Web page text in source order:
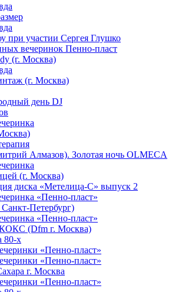
при участии Сергея Глушко
вечеринок Пенно-пласт
(г. Москва)
(г. Москва)
день DJ
Алмазов). Золотая ночь OLMECA
(г. Москва)
диска «Метелица-С» выпуск 2
«Пенно-пласт»
Петербург)
«Пенно-пласт»
(Dfm г. Москва)
80-х
«Пенно-пласт»
«Пенно-пласт»
г. Москва
«Пенно-пласт»